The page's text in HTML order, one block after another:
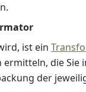
ist ein
die
der